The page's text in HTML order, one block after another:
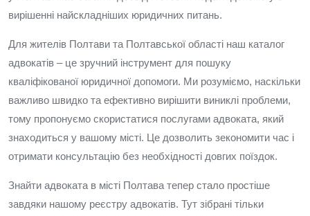
вирішенні найскладніших юридичних питань.
Для жителів Полтави та Полтавської області наш каталог
адвокатів – це зручний інструмент для пошуку
кваліфікованої юридичної допомоги. Ми розуміємо, наскільки
важливо швидко та ефективно вирішити виниклі проблеми,
тому пропонуємо скористатися послугами адвоката, який
знаходиться у вашому місті. Це дозволить зекономити час і
отримати консультацію без необхідності довгих поїздок.
Знайти адвоката в місті Полтава тепер стало простіше
завдяки нашому реєстру адвокатів. Тут зібрані тільки